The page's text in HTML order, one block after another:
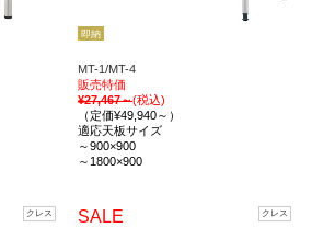
即納
MT-1/MT-4
販売特価
¥27,467～(税込)
（定価¥49,940～）
適応天板サイズ
～900×900
～1800×900
クレス SALE クレス